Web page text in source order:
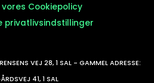
Cookiepolicy
privatlivsindstillinger
VEJ 28, 1 SAL - GAMMEL ADRESSE:
41, 1 SAL